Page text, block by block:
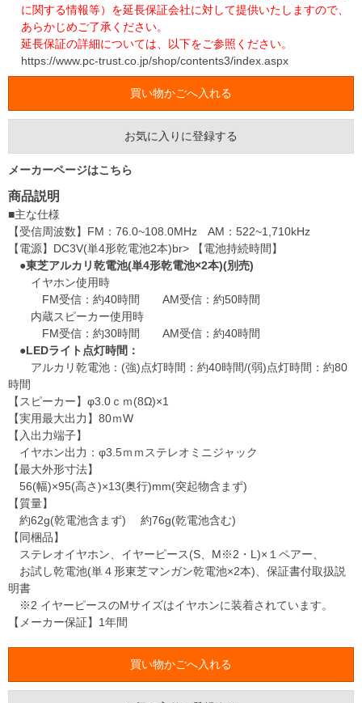
に関する情報等）を延長保証会社に対して提供いたしますので、
あらかじめご了承ください。
延長保証の詳細については、以下をご参照ください。
https://www.pc-trust.co.jp/shop/contents3/index.aspx
お気に入りに登録する
メーカーページはこちら
商品説明
■主な仕様
【受信周波数】FM：76.0~108.0MHz AM：522~1,710kHz
【電源】DC3V(単4形乾電池2本)br> 【電池持続時間】
●東芝アルカリ乾電池(単4形乾電池×2本)(別売)
イヤホン使用時
FM受信：約40時間 AM受信：約50時間
内蔵スピーカー使用時
FM受信：約30時間 AM受信：約40時間
●LEDライト点灯時間：
アルカリ乾電池：(強)点灯時間：約40時間/(弱)点灯時間：約80
時間
【スピーカー】φ3.0ｃｍ(8Ω)×1
【実用最大出力】80ｍW
【入出力端子】
イヤホン出力：φ3.5ｍｍステレオミニジャック
【最大外形寸法】
56(幅)×95(高さ)×13(奥行)mm(突起物含まず)
【質量】
約62g(乾電池含まず) 約76g(乾電池含む)
【同梱品】
ステレオイヤホン、イヤーピース(S、M※2・L)×１ペアー、
お試し乾電池(単４形東芝マンガン乾電池×2本)、保証書付取扱説
明書
※2 イヤーピースのMサイズはイヤホンに装着されています。
【メーカー保証】1年間